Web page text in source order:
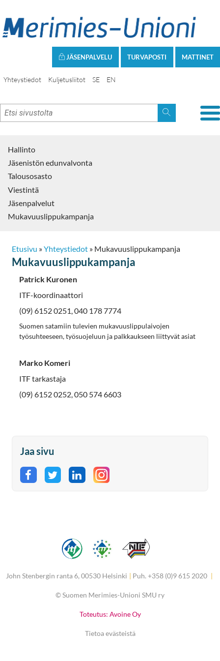
MATTINET
TURVAPOSTI
JÄSENPALVELU
Yhteystiedot Kuljetusliitot SE EN
Hallinto
Jäsenistön edunvalvonta
Talousosasto
Viestintä
Jäsenpalvelut
Mukavuuslippukampanja
Etusivu »Yhteystiedot » Mukavuuslippukampanja
Mukavuuslippukampanja
Patrick Kuronen
ITF-koordinaattori
(09) 6152 0251, 040 178 7774
Suomen satamiin tulevien mukavuuslippulaivojen
työsuhteeseen, työsuojeluun ja palkkaukseen liittyvät asiat
Marko Komeri
ITF tarkastaja
(09) 6152 0252, 050 574 6603
Jaa sivu
Jaa Facebookissa
Jaa Twitterissä
Jaa LinkedInissä
John Stenbergin ranta 6, 00530 Helsinki | Puh. +358 (0)9 615 2020 |
©Suomen Merimies-Unioni SMU ry
Toteutus: Avoine Oy
Tietoa evästeistä